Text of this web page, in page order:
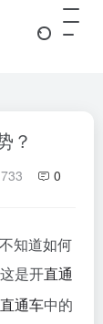
？
733 0
知道如何
是开直通
直通车中的